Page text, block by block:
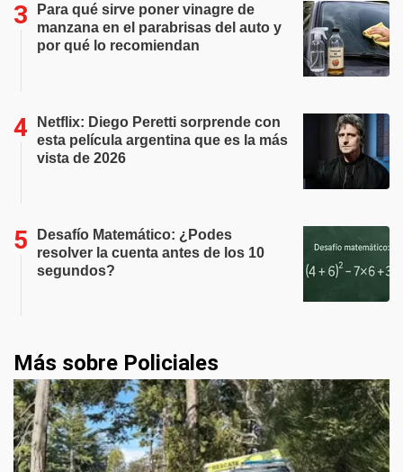
Para qué sirve poner vinagre de
manzana en el parabrisas del auto y
por qué lo recomiendan
Netflix: Diego Peretti sorprende con
esta película argentina que es la más
vista de 2026
Desafío Matemático: ¿Podes
resolver la cuenta antes de los 10
segundos?
Más sobre Policiales